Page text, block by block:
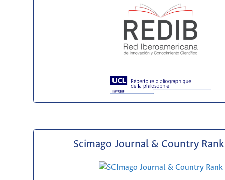
Scimago Journal & Country Rank